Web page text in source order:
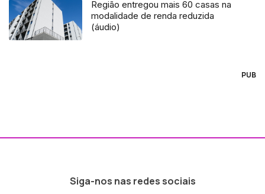
Região entregou mais 60 casas na
modalidade de renda reduzida
(áudio)
PUB
Siga-nos nas redes sociais